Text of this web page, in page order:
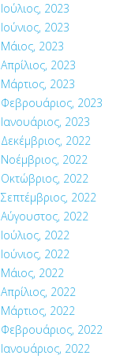
Ιούλιος, 2023
Ιούνιος, 2023
Μάιος, 2023
Απρίλιος, 2023
Μάρτιος, 2023
Φεβρουάριος, 2023
Ιανουάριος, 2023
Δεκέμβριος, 2022
Νοέμβριος, 2022
Οκτώβριος, 2022
Σεπτέμβριος, 2022
Αύγουστος, 2022
Ιούλιος, 2022
Ιούνιος, 2022
Μάιος, 2022
Απρίλιος, 2022
Μάρτιος, 2022
Φεβρουάριος, 2022
Ιανουάριος, 2022